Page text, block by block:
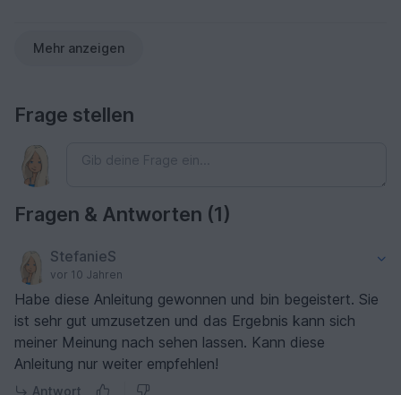
Mehr anzeigen
Frage stellen
Fragen & Antworten (1)
StefanieS
vor 10 Jahren
Habe diese Anleitung gewonnen und bin begeistert. Sie
ist sehr gut umzusetzen und das Ergebnis kann sich
meiner Meinung nach sehen lassen. Kann diese
Anleitung nur weiter empfehlen!
Antwort